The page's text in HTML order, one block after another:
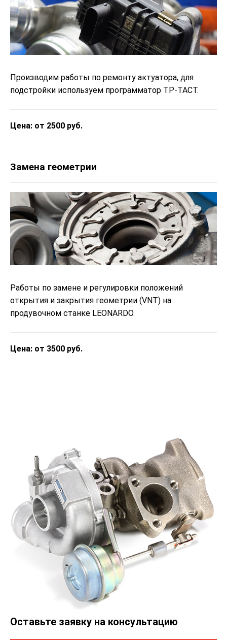
Производим работы по ремонту актуатора, для
подстройки используем программатор ТР-ТАСТ.
Цена: от 2500 руб.
Замена геометрии
Работы по замене и регулировки положений
открытия и закрытия геометрии (VNT) на
продувочном станке LEONARDO.
Цена: от 3500 руб.
Оставьте заявку на консультацию